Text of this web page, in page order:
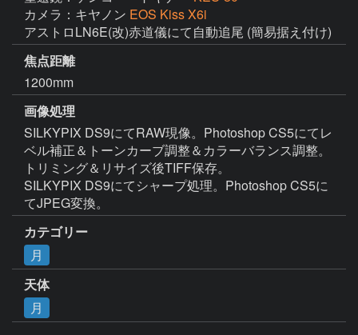
カメラ：キヤノン EOS Kiss X6i
アストロLN6E(改)赤道儀にて自動追尾 (簡易据え付け)
焦点距離
1200mm
画像処理
SILKYPIX DS9にてRAW現像。Photoshop CS5にてレ
ベル補正＆トーンカーブ調整＆カラーバランス調整。
トリミング＆リサイズ後TIFF保存。
SILKYPIX DS9にてシャープ処理。Photoshop CS5に
てJPEG変換。
カテゴリー
月
天体
月